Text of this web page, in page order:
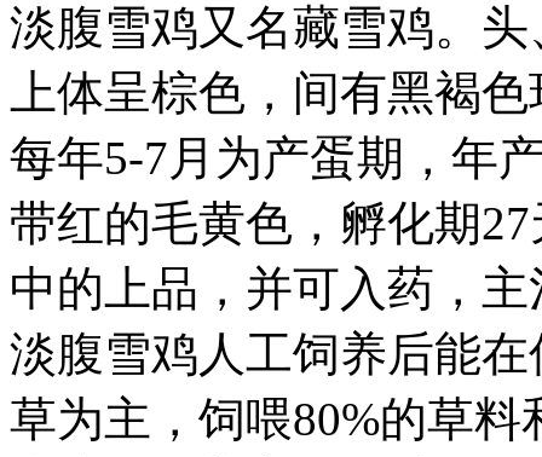
淡腹雪鸡又名藏雪鸡。
上体呈棕色，间有黑褐
每年5-7月为产蛋期，年
带红的毛黄色，孵化期
中的上品，并可入药，
淡腹雪鸡人工饲养后能
草为主，饲喂80%的草